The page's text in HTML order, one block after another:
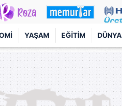
YAŞAM EĞITIM DÜNYA